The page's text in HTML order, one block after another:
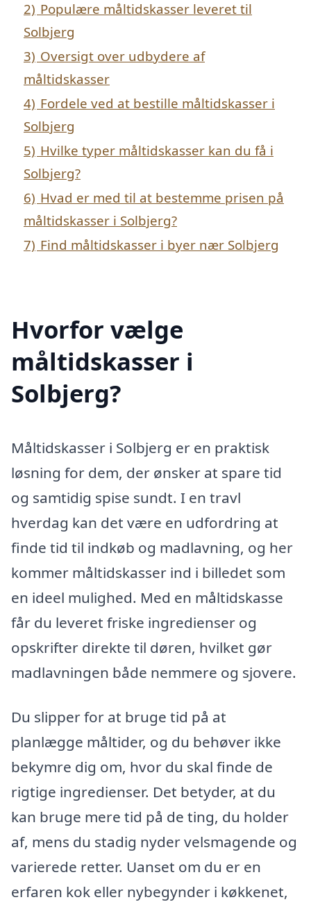
2) Populære måltidskasser leveret til
Solbjerg
3) Oversigt over udbydere af
måltidskasser
4) Fordele ved at bestille måltidskasser i
Solbjerg
5) Hvilke typer måltidskasser kan du få i
Solbjerg?
6) Hvad er med til at bestemme prisen på
måltidskasser i Solbjerg?
7) Find måltidskasser i byer nær Solbjerg
Hvorfor vælge
måltidskasser i
Solbjerg?
Måltidskasser i Solbjerg er en praktisk
løsning for dem, der ønsker at spare tid
og samtidig spise sundt. I en travl
hverdag kan det være en udfordring at
finde tid til indkøb og madlavning, og her
kommer måltidskasser ind i billedet som
en ideel mulighed. Med en måltidskasse
får du leveret friske ingredienser og
opskrifter direkte til døren, hvilket gør
madlavningen både nemmere og sjovere.
Du slipper for at bruge tid på at
planlægge måltider, og du behøver ikke
bekymre dig om, hvor du skal finde de
rigtige ingredienser. Det betyder, at du
kan bruge mere tid på de ting, du holder
af, mens du stadig nyder velsmagende og
varierede retter. Uanset om du er en
erfaren kok eller nybegynder i køkkenet,